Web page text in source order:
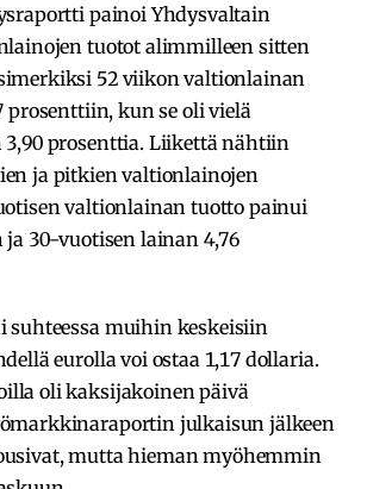
painoi Yhdysvaltain
tuotot alimmilleen sitten
52 viikon valtionlainan
prosenttiin, kun se oli vielä
prosenttia. Liikettä nähtiin
ja pitkien valtionlainojen
valtionlainan tuotto painui
30-vuotisen lainan 4,76
suhteessa muihin keskeisiin
eurolla voi ostaa 1,17 dollaria.
oli kaksijakoinen päivä
julkaisun jälkeen
mutta hieman myöhemmin